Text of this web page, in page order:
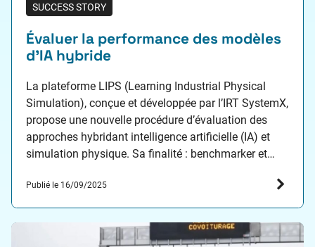
SUCCESS STORY
Évaluer la performance des modèles
d’IA hybride
La plateforme LIPS (Learning Industrial Physical
Simulation), conçue et développée par l’IRT SystemX,
propose une nouvelle procédure d’évaluation des
approches hybridant intelligence artificielle (IA) et
simulation physique. Sa finalité : benchmarker et
physiques complexes, et ainsi contribuer à leur
amélioration continue.
Publié le 16/09/2025